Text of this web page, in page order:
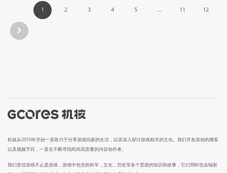
1 2 3 4 5 ... 11 12
机核从2010年开始一直致力于分享游戏玩家的生活，以及深入探讨游戏相关的文化。我们开发原创的播客
以及视频节目，一直在不断寻找民间高质量的内容创作者。
我们坚信游戏不止是游戏，游戏中包含的科学，文化，历史等各个层面的知识和故事，它们同时也会辐射